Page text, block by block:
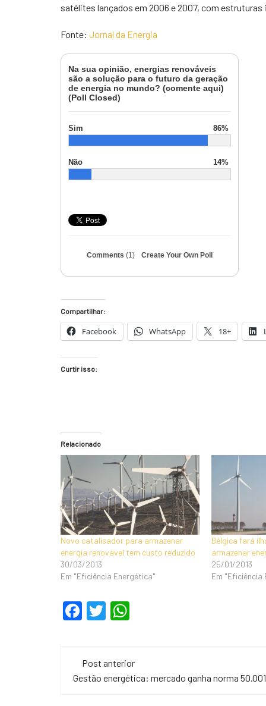
satélites lançados em 2006 e 2007, com
Fonte: Jornal da Energia
Na sua opinião, energias renováveis
são a solução para o futuro da geração
de energia no mundo? (comente aqui)
(Poll Closed)
Sim 86%
Não 14%
Comments (1) Create Your Own Poll
Compartilhar:
Facebook WhatsApp 18+
Curtir isso:
Relacionado
Novo catalisador para armazenar
energia renovável tem custo reduzido
30/03/2013
Em "Eficiência Energética"
Bélgica fará
armazenar
25/01/2013
Em "Eficiência
F
e
b
T
er s
A
Navegação
de
Post anterior
Gestão energética: mercado ganha norma 50.001